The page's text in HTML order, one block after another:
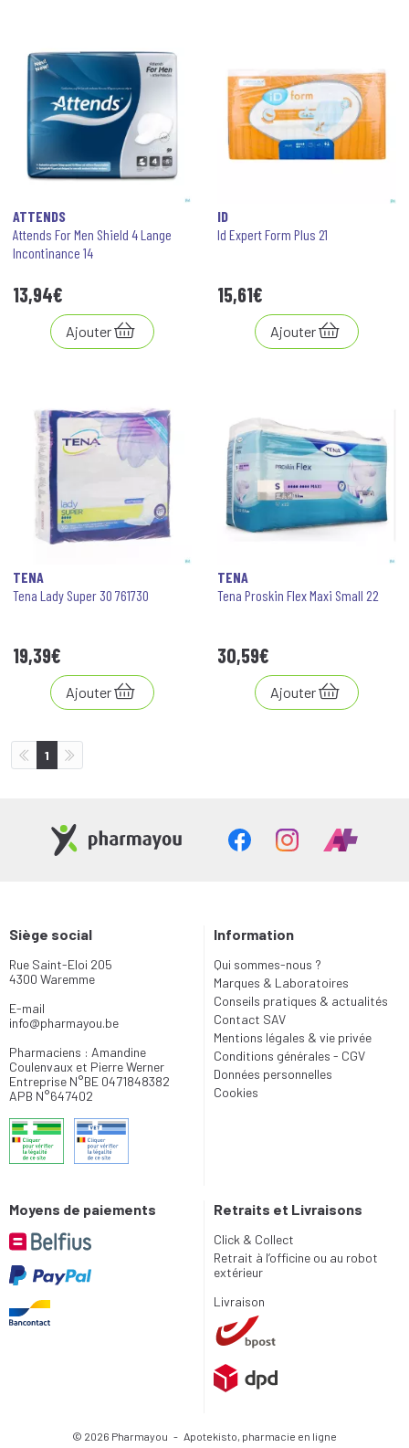
ATTENDS
Attends For Men Shield 4 Lange
Incontinance 14
13,94€
Ajouter
ID
Id Expert Form Plus 21
15,61€
Ajouter
TENA
Tena Lady Super 30 761730
19,39€
Ajouter
TENA
Tena Proskin Flex Maxi Small 22
30,59€
Ajouter
1
Siège social
Rue Saint-Eloi 205
4300 Waremme
E-mail
info@pharmayou.be
Pharmaciens : Amandine
Coulenvaux et Pierre Werner
Entreprise N°BE 0471848382
APB N°647402
Information
Qui sommes-nous ?
Marques & Laboratoires
Conseils pratiques & actualités
Contact SAV
Mentions légales & vie privée
Conditions générales - CGV
Données personnelles
Cookies
Moyens de paiements Retraits et Livraisons
Click & Collect
Retrait à l’officine ou au robot
extérieur
Livraison
© 2026 Pharmayou - Apotekisto, pharmacie en ligne